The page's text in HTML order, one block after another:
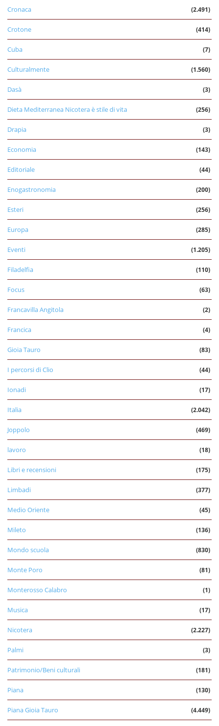
Cronaca (2.491)
Crotone (414)
Cuba (7)
Culturalmente (1.560)
Dasà (3)
Dieta Mediterranea Nicotera è stile di vita (256)
Drapia (3)
Economia (143)
Editoriale (44)
Enogastronomia (200)
Esteri (256)
Europa (285)
Eventi (1.205)
Filadelfia (110)
Focus (63)
Francavilla Angitola (2)
Francica (4)
Gioia Tauro (83)
I percorsi di Clio (44)
Ionadi (17)
Italia (2.042)
Joppolo (469)
lavoro (18)
Libri e recensioni (175)
Limbadi (377)
Medio Oriente (45)
Mileto (136)
Mondo scuola (830)
Monte Poro (81)
Monterosso Calabro (1)
Musica (17)
Nicotera (2.227)
Palmi (3)
Patrimonio/Beni culturali (181)
Piana (130)
Piana Gioia Tauro (4.449)